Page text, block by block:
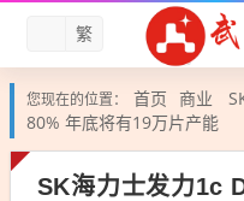
繁
您现在的位置： 首页 商业
80% 年底将有19万片产能
SK海力士发力1c